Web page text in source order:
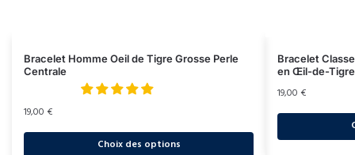
Bracelet Homme Oeil de Tigre Grosse Perle
Centrale
19,00 €
Choix des options
Bracelet
en Œil-de-Tigre
19,00 €